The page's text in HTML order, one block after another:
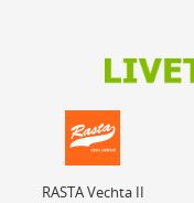
RASTA Vechta II
RASTA Vechta II